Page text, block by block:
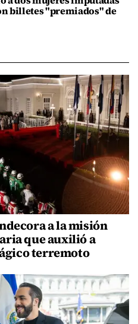
billetes "premiados" de
a la misión
que auxilió a
terremoto